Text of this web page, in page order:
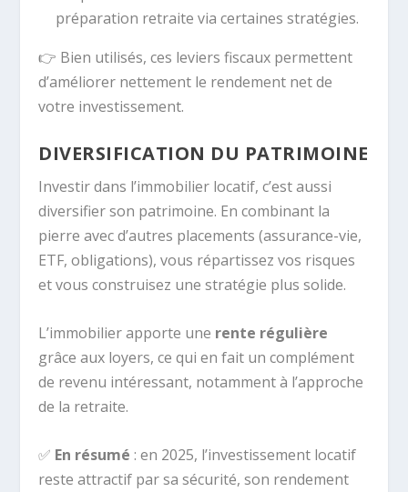
préparation retraite via certaines stratégies.
👉 Bien utilisés, ces leviers fiscaux permettent
d’améliorer nettement le rendement net de
votre investissement.
DIVERSIFICATION DU PATRIMOINE
Investir dans l’immobilier locatif, c’est aussi
diversifier son patrimoine. En combinant la
pierre avec d’autres placements (assurance-vie,
ETF, obligations), vous répartissez vos risques
et vous construisez une stratégie plus solide.
L’immobilier apporte une rente régulière
grâce aux loyers, ce qui en fait un complément
de revenu intéressant, notamment à l’approche
de la retraite.
✅ En résumé : en 2025, l’investissement locatif
reste attractif par sa sécurité, son rendement